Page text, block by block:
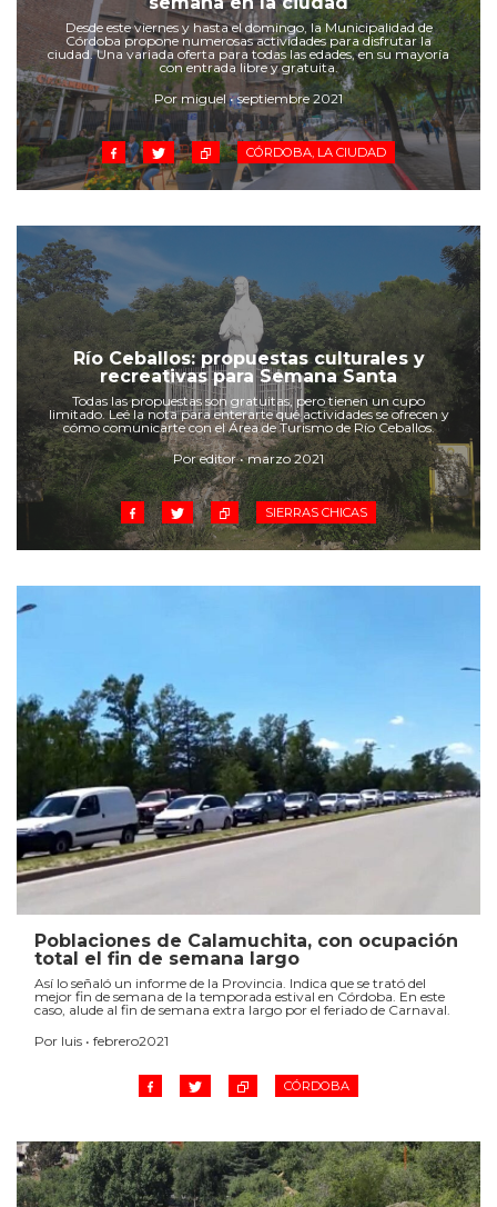
Cruz del Eje
Corredor de Ansenuza
La Carlota y zona
Laboulaye y sur
Bell Ville
Río Tercero
Despeñaderos
Desde este viernes y hasta el domingo, la Municipalidad de
Córdoba propone numerosas actividades para disfrutar la
ciudad. Una variada oferta para todas las edades, en su mayoría
con entrada libre y gratuita.
Por miguel • septiembre 2021
CÓRDOBA, LA CIUDAD
Río Ceballos: propuestas culturales y
recreativas para Semana Santa
Todas las propuestas son gratuitas, pero tienen un cupo
limitado. Leé la nota para enterarte qué actividades se ofrecen y
cómo comunicarte con el Área de Turismo de Río Ceballos.
Por editor • marzo 2021
SIERRAS CHICAS
Poblaciones de Calamuchita, con ocupación
total el fin de semana largo
Así lo señaló un informe de la Provincia. Indica que se trató del
mejor fin de semana de la temporada estival en Córdoba. En este
caso, alude al fin de semana extra largo por el feriado de Carnaval.
Por luis • febrero2021
CÓRDOBA